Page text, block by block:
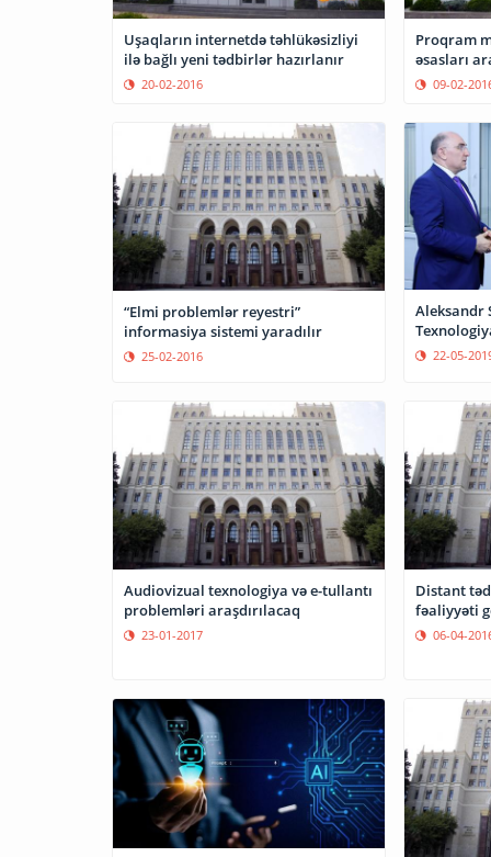
Uşaqların internetdə təhlükəsizliyi
ilə bağlı yeni tədbirlər hazırlanır
20-02-2016
Proqram
əsasları
09-02-
“Elmi problemlər reyestri”
informasiya sistemi yaradılır
25-02-2016
Aleksandr
22-05-
Audiovizual texnologiya və e-tullantı
problemləri araşdırılacaq
23-01-2017
Distant
06-04-